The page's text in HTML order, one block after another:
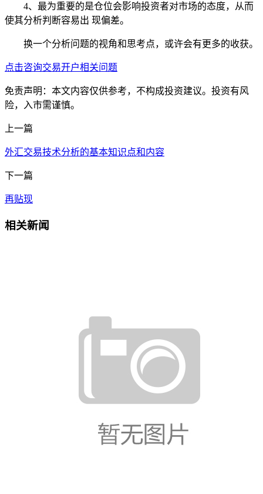
4、最为重要的是仓位会影响投资者对市场的态度，从而
使其分析判断容易出 现偏差。
换一个分析问题的视角和思考点，或许会有更多的收获。
点击咨询交易开户相关问题
免责声明：本文内容仅供参考，不构成投资建议。投资有风
险，入市需谨慎。
上一篇
外汇交易技术分析的基本知识点和内容
下一篇
再贴现
相关新闻